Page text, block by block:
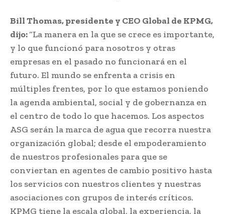
Bill Thomas, presidente y CEO Global de KPMG,
dijo:“La manera en la que se crece es importante,
y lo que funcionó para nosotros y otras
empresas en el pasado no funcionará en el
futuro. El mundo se enfrenta a crisis en
múltiples frentes, por lo que estamos poniendo
la agenda ambiental, social y de gobernanza en
el centro de todo lo que hacemos. Los aspectos
ASG serán la marca de agua que recorra nuestra
organización global; desde el empoderamiento
de nuestros profesionales para que se
conviertan en agentes de cambio positivo hasta
los servicios con nuestros clientes y nuestras
asociaciones con grupos de interés críticos.
KPMG tiene la escala global, la experiencia, la